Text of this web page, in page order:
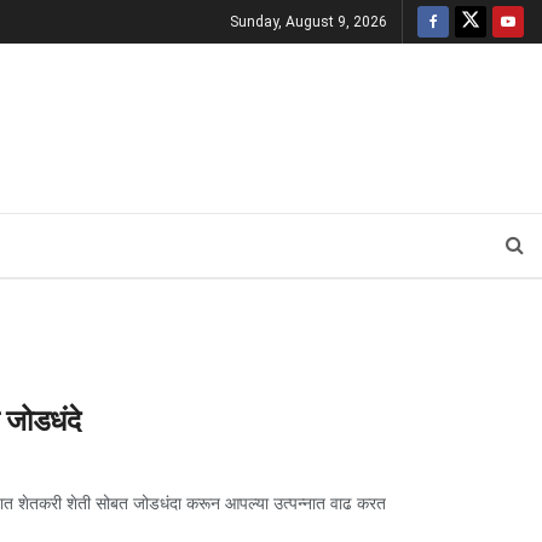
Sunday, August 9, 2026
जोडधंदे
शेतकरी शेती सोबत जोडधंदा करून आपल्या उत्पन्नात वाढ करत